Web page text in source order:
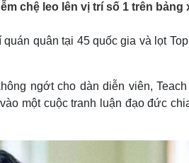
Giải trí
Thời trang
chệ leo lên vị trí số 1 trên bảng
quân tại 45 quốc gia và lọt
ngớt cho dàn diễn viên,
một cuộc tranh luận đạo đức